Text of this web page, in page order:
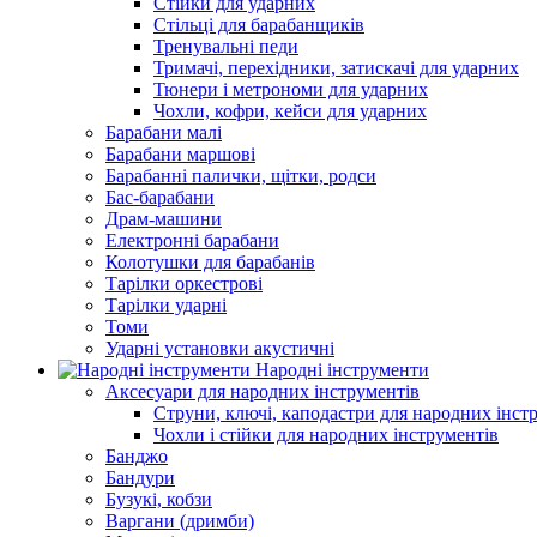
Стільці для барабанщиків
Тренувальні педи
Тримачі, перехідники, затискачі для ударних
Тюнери і метрономи для ударних
Чохли, кофри, кейси для ударних
Барабани малі
Барабани маршові
Барабанні палички, щітки, родси
Бас-барабани
Драм-машини
Електронні барабани
Колотушки для барабанів
Тарілки оркестрові
Тарілки ударні
Томи
Ударні установки акустичні
Народні інструменти
Аксесуари для народних інструментів
Струни, ключі, каподастри для народних
Чохли і стійки для народних інструментів
Банджо
Бандури
Бузукі, кобзи
Варгани (дримби)